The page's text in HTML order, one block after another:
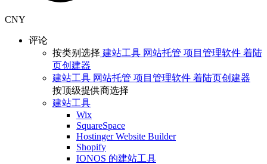
CNY
评论
按类别选择 建站工具 网站托管 项目管理软件 着陆
页创建器
建站工具 网站托管 项目管理软件 着陆页创建器
按顶级提供商选择
建站工具
Wix
SquareSpace
Hostinger Website Builder
Shopify
IONOS 的建站工具